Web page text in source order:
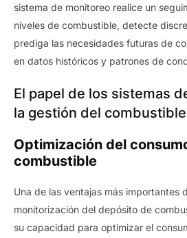
sistema de monitoreo realice un
niveles de combustible, detecte
prediga las necesidades futuras de
en datos históricos y patrones de
El papel de los sistemas
la gestión del combustible
Optimización del
combustible
Una de las ventajas más importantes
monitorización del depósito de
su capacidad para optimizar el